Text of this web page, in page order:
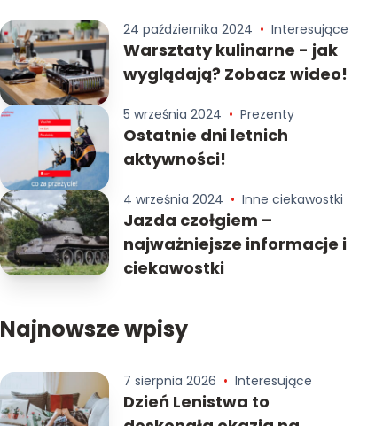
24 października 2024 • Interesujące
Warsztaty kulinarne - jak
wyglądają? Zobacz wideo!
5 września 2024 • Prezenty
Ostatnie dni letnich
aktywności!
4 września 2024 • Inne ciekawostki
Jazda czołgiem –
najważniejsze informacje i
ciekawostki
Najnowsze wpisy
7 sierpnia 2026 • Interesujące
Dzień Lenistwa to